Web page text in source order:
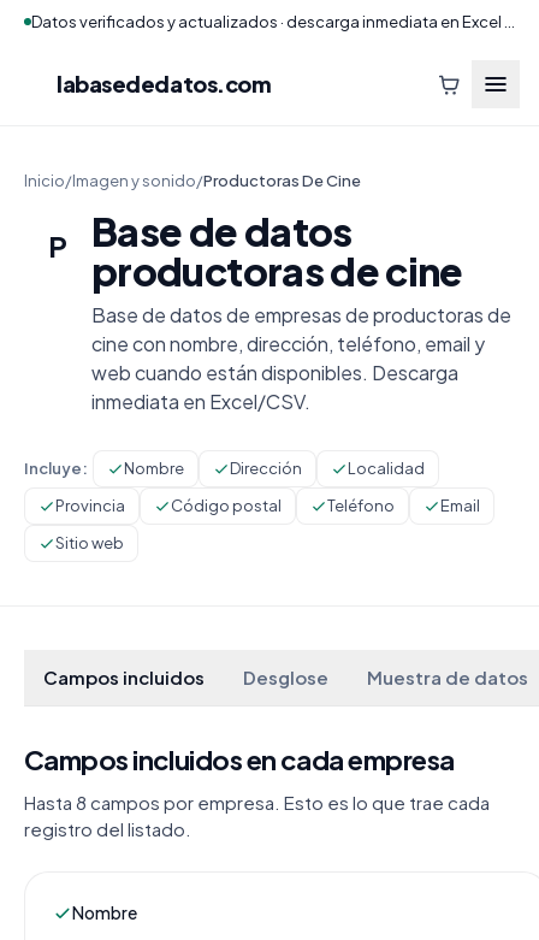
labasededatos.com
Inicio/Imagen y sonido/Productoras De Cine
P
Base de datos
productoras de cine
Base de datos de empresas de productoras de
cine con nombre, dirección, teléfono, email y
web cuando están disponibles. Descarga
inmediata en Excel/CSV.
Incluye: Nombre Dirección
Localidad
Provincia
Código postal Teléfono
Email
Sitio web
Campos incluidos Desglose Muestra de datos
Campos incluidos en cada empresa
Hasta 8 campos por empresa. Esto es lo que trae cada
registro del listado.
Nombre